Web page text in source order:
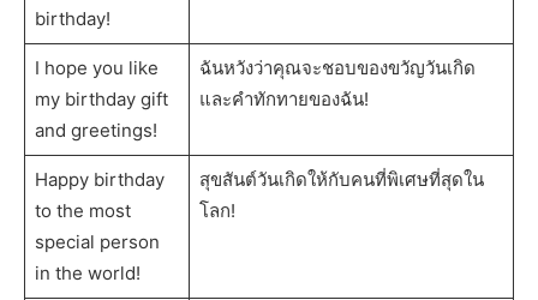
birthday!
I hope you like
my birthday gift
and greetings!
ฉันหวังว่าคุณจะชอบของขวัญวันเกิด
และคำทักทายของฉัน!
Happy birthday
to the most
special person
in the world!
สุขสันต์วันเกิดให้กับคนที่พิเศษที่สุดใน
โลก!